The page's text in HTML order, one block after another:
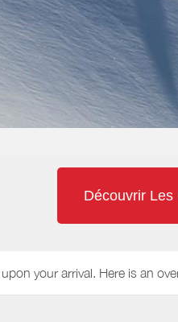
Découvrir Les
your arrival. Here is an